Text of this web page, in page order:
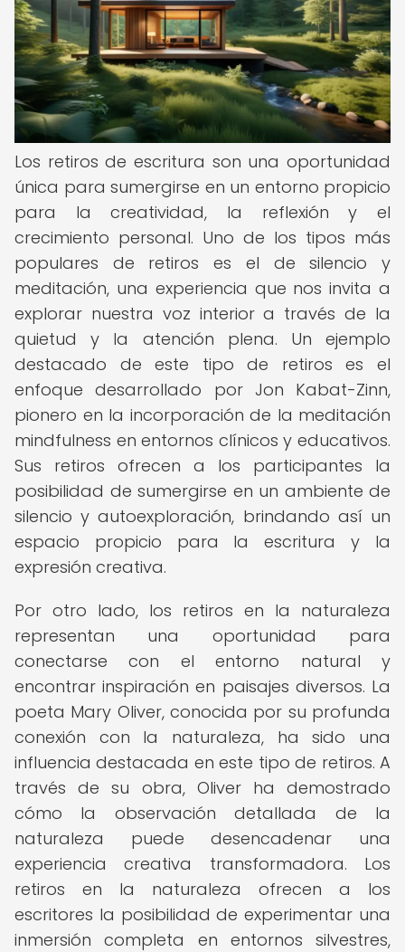
Los retiros de escritura son una oportunidad
única para sumergirse en un entorno propicio
para la creatividad, la reflexión y el
crecimiento personal. Uno de los tipos más
populares de retiros es el de silencio y
meditación, una experiencia que nos invita a
explorar nuestra voz interior a través de la
quietud y la atención plena. Un ejemplo
destacado de este tipo de retiros es el
enfoque desarrollado por Jon Kabat-Zinn,
pionero en la incorporación de la meditación
mindfulness en entornos clínicos y educativos.
Sus retiros ofrecen a los participantes la
posibilidad de sumergirse en un ambiente de
silencio y autoexploración, brindando así un
espacio propicio para la escritura y la
expresión creativa.
Por otro lado, los retiros en la naturaleza
representan una oportunidad para
conectarse con el entorno natural y
encontrar inspiración en paisajes diversos. La
poeta Mary Oliver, conocida por su profunda
conexión con la naturaleza, ha sido una
influencia destacada en este tipo de retiros. A
través de su obra, Oliver ha demostrado
cómo la observación detallada de la
naturaleza puede desencadenar una
experiencia creativa transformadora. Los
retiros en la naturaleza ofrecen a los
escritores la posibilidad de experimentar una
inmersión completa en entornos silvestres,